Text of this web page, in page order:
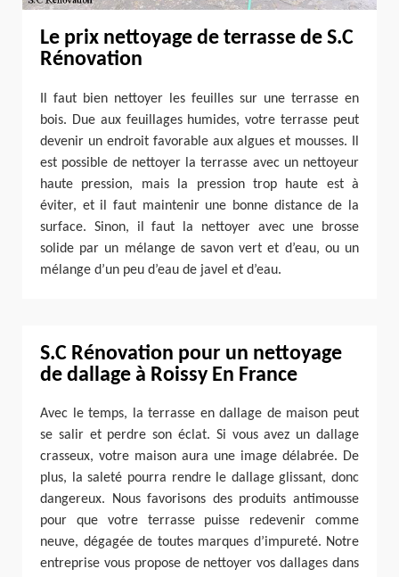
Le prix nettoyage de terrasse de S.C
Rénovation
Il faut bien nettoyer les feuilles sur une terrasse en
bois. Due aux feuillages humides, votre terrasse peut
devenir un endroit favorable aux algues et mousses. Il
est possible de nettoyer la terrasse avec un nettoyeur
haute pression, mais la pression trop haute est à
éviter, et il faut maintenir une bonne distance de la
surface. Sinon, il faut la nettoyer avec une brosse
solide par un mélange de savon vert et d’eau, ou un
mélange d’un peu d’eau de javel et d’eau.
S.C Rénovation pour un nettoyage
de dallage à Roissy En France
Avec le temps, la terrasse en dallage de maison peut
se salir et perdre son éclat. Si vous avez un dallage
crasseux, votre maison aura une image délabrée. De
plus, la saleté pourra rendre le dallage glissant, donc
dangereux. Nous favorisons des produits antimousse
pour que votre terrasse puisse redevenir comme
neuve, dégagée de toutes marques d’impureté. Notre
entreprise vous propose de nettoyer vos dallages dans